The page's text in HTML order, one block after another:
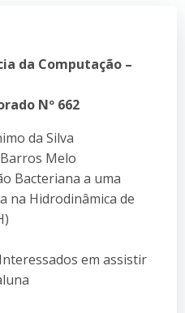
da Computação –
Nº 662
da Silva
Melo
Bacteriana a uma
na Hidrodinâmica de
em assistir